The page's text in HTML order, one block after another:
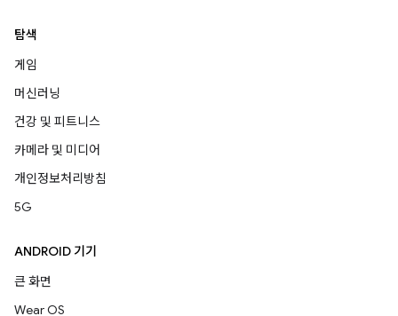
탐색
게임
머신러닝
건강 및 피트니스
카메라 및 미디어
개인정보처리방침
5G
ANDROID 기기
큰 화면
Wear OS